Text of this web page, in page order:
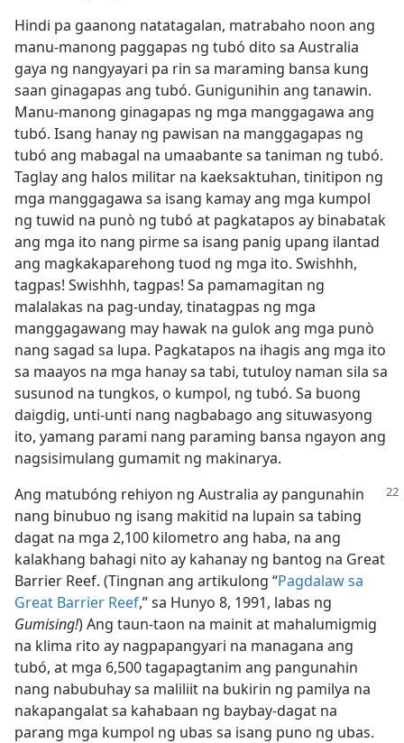
Hindi pa gaanong natatagalan, matrabaho noon ang
manu-manong paggapas ng tubó dito sa Australia
gaya ng nangyayari pa rin sa maraming bansa kung
saan ginagapas ang tubó. Gunigunihin ang tanawin.
Manu-manong ginagapas ng mga manggagawa ang
tubó. Isang hanay ng pawisan na manggagapas ng
tubó ang mabagal na umaabante sa taniman ng tubó.
Taglay ang halos militar na kaeksaktuhan, tinitipon ng
mga manggagawa sa isang kamay ang mga kumpol
ng tuwid na punò ng tubó at pagkatapos ay binabatak
ang mga ito nang pirme sa isang panig upang ilantad
ang magkakaparehong tuod ng mga ito. Swishhh,
tagpas! Swishhh, tagpas! Sa pamamagitan ng
malalakas na pag-unday, tinatagpas ng mga
manggagawang may hawak na gulok ang mga punò
nang sagad sa lupa. Pagkatapos na ihagis ang mga ito
sa maayos na mga hanay sa tabi, tutuloy naman sila sa
susunod na tungkos, o kumpol, ng tubó. Sa buong
daigdig, unti-unti nang nagbabago ang situwasyong
ito, yamang parami nang paraming bansa ngayon ang
nagsisimulang gumamit ng makinarya.
Ang matubóng rehiyon ng Australia ay pangunahin
nang binubuo ng isang makitid na lupain sa tabing
dagat na mga 2,100 kilometro ang haba, na ang
kalakhang bahagi nito ay kahanay ng bantog na Great
Barrier Reef. (Tingnan ang artikulong “Pagdalaw sa
Great Barrier Reef,” sa Hunyo 8, 1991, labas ng
Gumising!) Ang taun-taon na mainit at mahalumigmig
na klima rito ay nagpapangyari na managana ang
tubó, at mga 6,500 tagapagtanim ang pangunahin
nang nabubuhay sa maliliit na bukirin ng pamilya na
nakapangalat sa kahabaan ng baybay-dagat na
parang mga kumpol ng ubas sa isang puno ng ubas.